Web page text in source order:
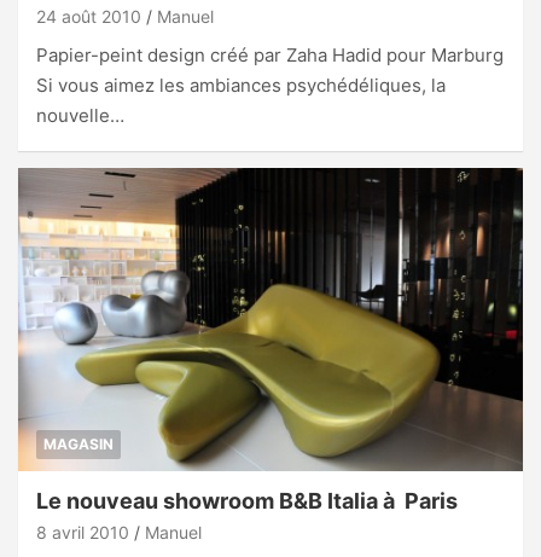
24 août 2010 Manuel
Papier-peint design créé par Zaha Hadid pour Marburg
Si vous aimez les ambiances psychédéliques, la
nouvelle…
MAGASIN
Le nouveau showroom B&B Italia à Paris
8 avril 2010 Manuel